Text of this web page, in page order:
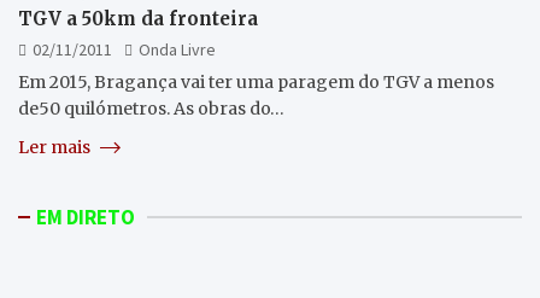
TGV a 50km da fronteira
02/11/2011
Onda Livre
Em 2015, Bragança vai ter uma paragem do TGV a menos
de50 quilómetros. As obras do…
Ler mais
EM DIRETO